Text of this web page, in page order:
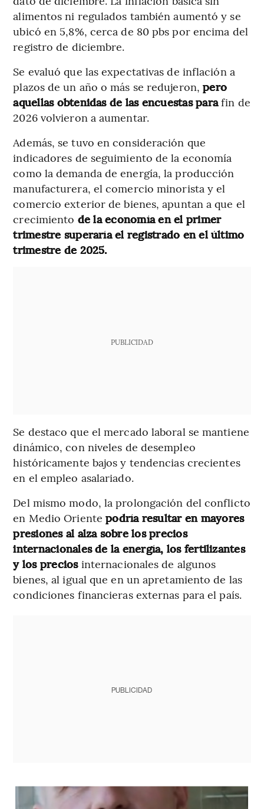
alimentos ni regulados también aumentó y se
ubicó en 5,8%, cerca de 80 pbs por encima del
registro de diciembre.
Se evaluó que las expectativas de inflación a
plazos de un año o más se redujeron,pero
aquellas obtenidas de las encuestas parafin de
2026 volvieron a aumentar.
Además, se tuvo en consideración que
indicadores de seguimiento de la economía
como la demanda de energía, la producción
manufacturera, el comercio minorista y el
comercio exterior de bienes, apuntan a que el
crecimiento de la economía en el primer
trimestre superaría el registrado en el último
trimestre de 2025.
PUBLICIDAD
Se destaco que el mercado laboral se mantiene
dinámico, con niveles de desempleo
históricamente bajos y tendencias crecientes
en el empleo asalariado.
Del mismo modo, la prolongación del conflicto
en Medio Orientepodría resultar en mayores
presiones al alza sobre los precios
internacionales de la energía, los fertilizantes
y los precios internacionales de algunos
bienes, al igual que en un apretamiento de las
condiciones financieras externas para el país.
PUBLICIDAD